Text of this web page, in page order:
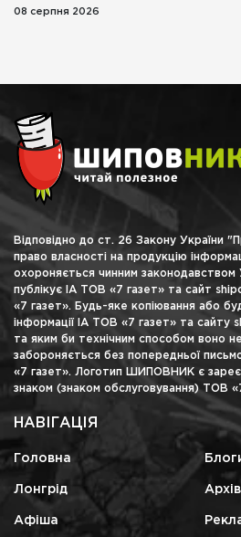
08 серпня 2026
Відповідно до ст. 26 Закону України
право власності на продукцію
охороняється чинним законодавством
публікує ІА ТОВ «7 газет» та сайт
«7 газет». Будь-яке копіювання або
інформації ІА ТОВ «7 газет» та сайту
та яким би технічним способом воно
забороняється без попередньої
«7 газет». Логотип ШИПОВНИК є
знаком (знаком обслуговування) ТОВ
НАВІГАЦІЯ
Головна
Лонгрід Архів
Афіша